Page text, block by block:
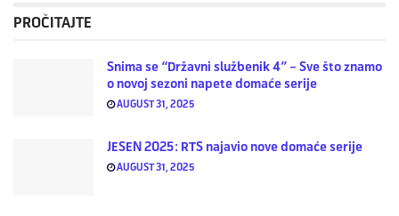
PROČITAJTE
Snima se “Državni službenik 4” – Sve što znamo
o novoj sezoni napete domaće serije
AUGUST 31, 2025
JESEN 2025: RTS najavio nove domaće serije
AUGUST 31, 2025